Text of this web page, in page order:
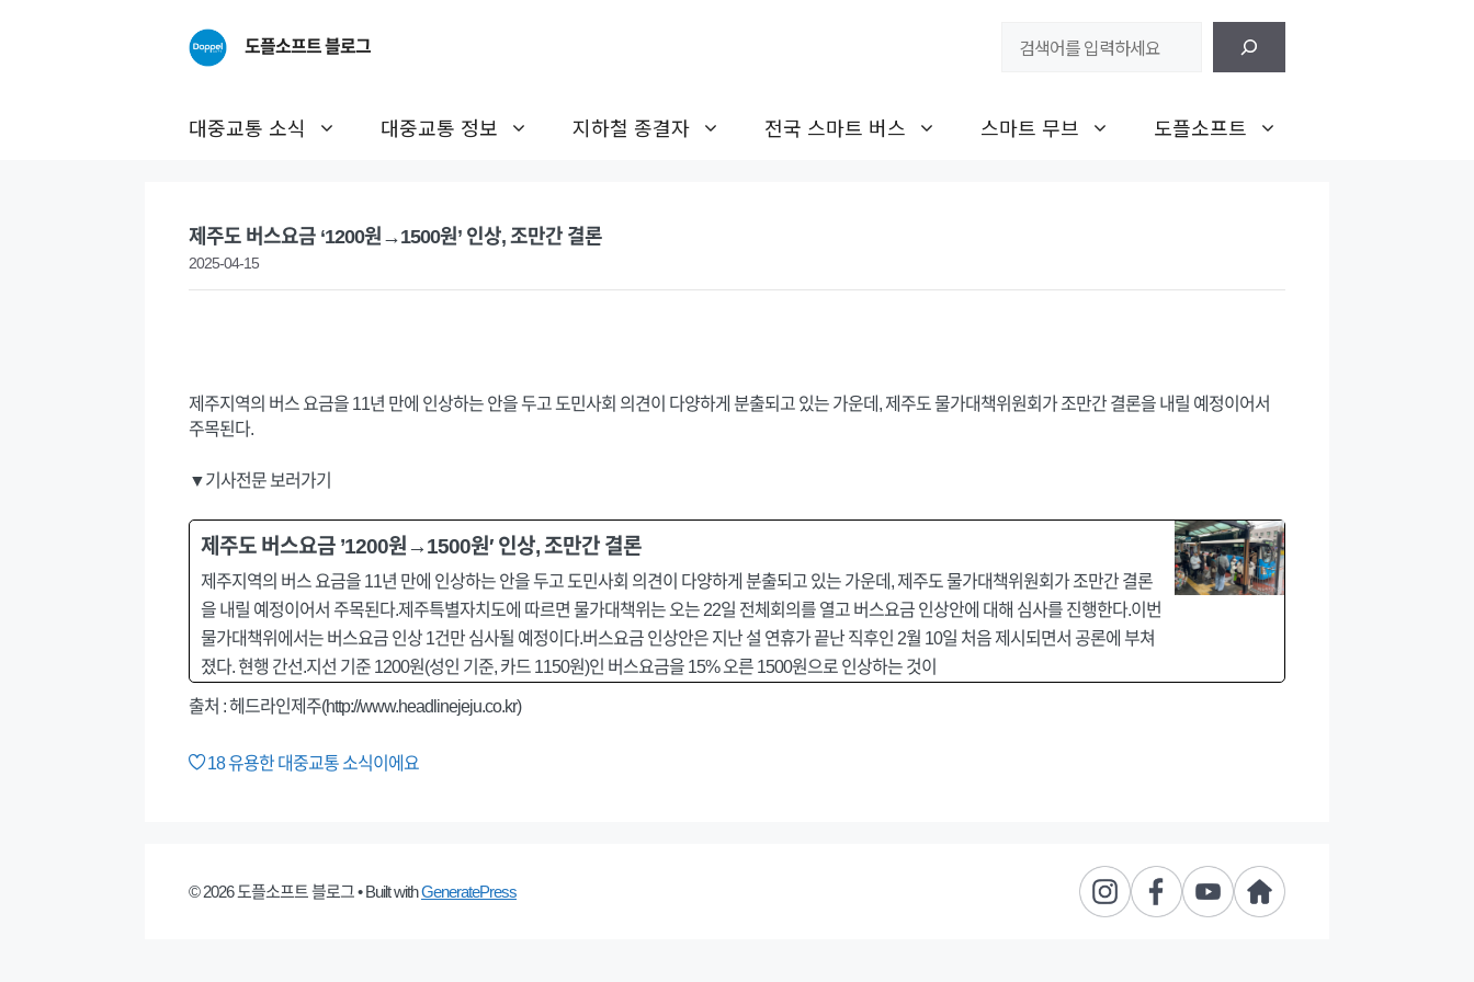
도플소프트 블로그
대중교통 소식 대중교통 정보 지하철 종결자 전국 스마트 버스 스마트 무브 도플소프트
제주도 버스요금 ‘1200원→1500원’ 인상, 조만간 결론
2025-04-15
제주지역의 버스 요금을 11년 만에 인상하는 안을 두고 도민사회 의견이 다양하게 분출되고 있는 가운데, 제주도 물가대책위원회가 조만간 결론을 내릴 예정이어서
주목된다.
▼기사전문 보러가기
제주도 버스요금 ’1200원→1500원′ 인상, 조만간 결론
제주지역의 버스 요금을 11년 만에 인상하는 안을 두고 도민사회 의견이 다양하게 분출되고 있는 가운데, 제주도 물가대책위원회가 조만간 결론
을 내릴 예정이어서 주목된다.제주특별자치도에 따르면 물가대책위는 오는 22일 전체회의를 열고 버스요금 인상안에 대해 심사를 진행한다.이번
물가대책위에서는 버스요금 인상 1건만 심사될 예정이다.버스요금 인상안은 지난 설 연휴가 끝난 직후인 2월 10일 처음 제시되면서 공론에 부쳐
졌다. 현행 간선.지선 기준 1200원(성인 기준, 카드 1150원)인 버스요금을 15% 오른 1500원으로 인상하는 것이
출처 :헤드라인제주(http://www.headlinejeju.co.kr)
18유용한 대중교통 소식이에요
© 2026 도플소프트 블로그• Built withGeneratePress